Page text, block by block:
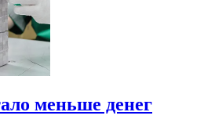
меньше денег